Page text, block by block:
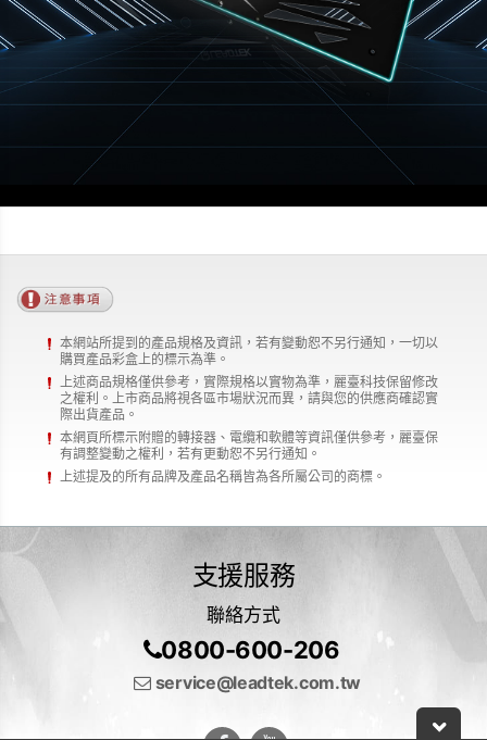
本網站所提到的產品規格及資訊，若有變動恕不另行通知，一切以
購買產品彩盒上的標示為準。
上述商品規格僅供參考，實際規格以實物為準，麗臺科技保留修改
之權利。上市商品將視各區市場狀況而異，請與您的供應商確認實
際出貨產品。
本網頁所標示附贈的轉接器、電纜和軟體等資訊僅供參考，麗臺保
有調整變動之權利，若有更動恕不另行通知。
上述提及的所有品牌及產品名稱皆為各所屬公司的商標。
支援服務
聯絡方式
0800-600-206
service@leadtek.com.tw